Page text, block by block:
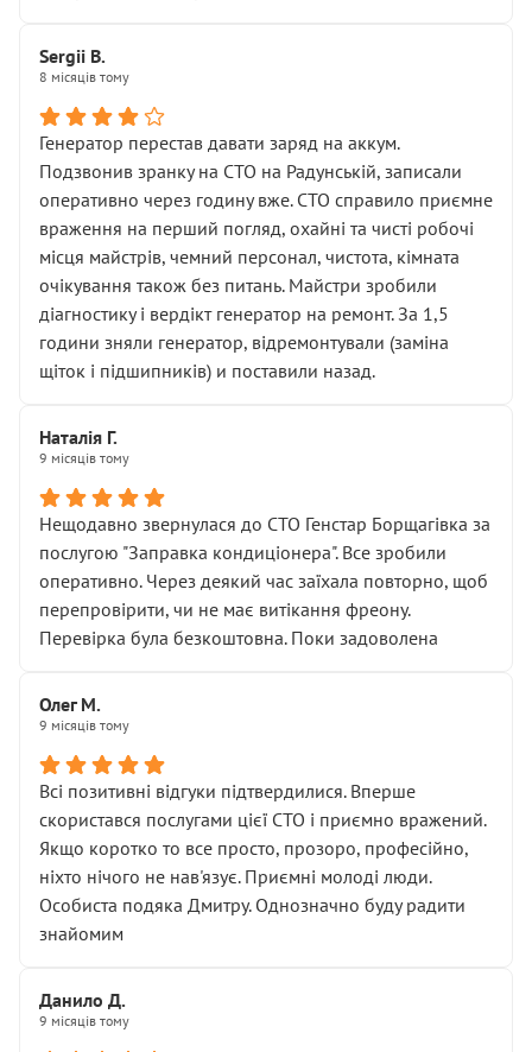
Sergii B.
8 місяців тому
Генератор перестав давати заряд на аккум.
Подзвонив зранку на СТО на Радунській, записали
оперативно через годину вже. СТО справило приємне
враження на перший погляд, охайні та чисті робочі
місця майстрів, чемний персонал, чистота, кімната
очікування також без питань. Майстри зробили
діагностику і вердікт генератор на ремонт. За 1,5
години зняли генератор, відремонтували (заміна
щіток і підшипників) и поставили назад.
Наталія Г.
9 місяців тому
Нещодавно звернулася до СТО Генстар Борщагівка за
послугою "Заправка кондиціонера". Все зробили
оперативно. Через деякий час заїхала повторно, щоб
перепровірити, чи не має витікання фреону.
Перевірка була безкоштовна. Поки задоволена
Олег М.
9 місяців тому
Всі позитивні відгуки підтвердилися. Вперше
скористався послугами цієї СТО і приємно вражений.
Якщо коротко то все просто, прозоро, професійно,
ніхто нічого не нав'язує. Приємні молоді люди.
Особиста подяка Дмитру. Однозначно буду радити
знайомим
Данило Д.
9 місяців тому